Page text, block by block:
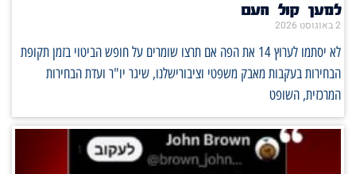
למען קול העם
2 באוגוסט 2026
לא יסתמו לערוץ 14 את הפה אם תרצו שומרים על חופש הביטוי בזמן תקופת
הבחירות בעקבות מאבק משפטי וציבורישלנו, שיגר יו"ר ועדת הבחירות
המרכזית, השופט